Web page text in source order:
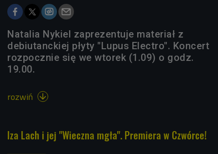
Natalia Nykiel zaprezentuje materiał z
debiutanckiej płyty "Lupus Electro". Koncert
rozpocznie się we wtorek (1.09) o godz.
19.00.
rozwiń 
Iza Lach i jej "Wieczna mgła". Premiera w Czwórce!